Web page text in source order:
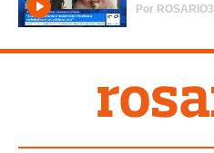
Por ROSARIO3